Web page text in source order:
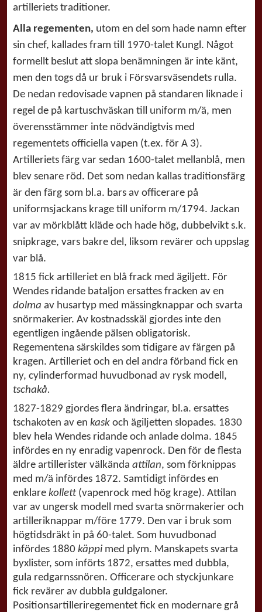
artilleriets traditioner.
Alla regementen, utom en del som hade namn efter
sin chef, kallades fram till 1970-talet Kungl. Något
formellt beslut att slopa benämningen är inte känt,
men den togs då ur bruk i Försvarsväsendets rulla.
De nedan redovisade vapnen på standaren liknade i
regel de på kartuschväskan till uniform m/ä, men
överensstämmer inte nödvändigtvis med
regementets officiella vapen (t.ex. för A 3).
Artilleriets färg var sedan 1600-talet mellanblå, men
blev senare röd. Det som nedan kallas traditionsfärg
är den färg som bl.a. bars av officerare på
uniformsjackans krage till uniform m/1794. Jackan
var av mörkblått kläde och hade hög, dubbelvikt s.k.
snipkrage, vars bakre del, liksom revärer och uppslag
var blå.
1815 fick artilleriet en blå frack med ägiljett. För
Wendes ridande bataljon ersattes fracken av en
dolma av husartyp med mässingknappar och svarta
snörmakerier. Av kostnadsskäl gjordes inte den
egentligen ingående pälsen obligatorisk.
Regementena särskildes som tidigare av färgen på
kragen. Artilleriet och en del andra förband fick en
ny, cylinderformad huvudbonad av rysk modell,
tschakå.
1827-1829 gjordes flera ändringar, bl.a. ersattes
tschakoten av en kask och ägiljetten slopades. 1830
blev hela Wendes ridande och anlade dolma. 1845
infördes en ny enradig vapenrock. Den för de flesta
äldre artillerister välkända attilan, som förknippas
med m/ä infördes 1872. Samtidigt infördes en
enklare kollett(vapenrock med hög krage). Attilan
var av ungersk modell med svarta snörmakerier och
artilleriknappar m/före 1779. Den var i bruk som
högtidsdräkt in på 60-talet. Som huvudbonad
infördes 1880 käppi med plym. Manskapets svarta
byxlister, som införts 1872, ersattes med dubbla,
gula redgarnssnören. Officerare och styckjunkare
fick revärer av dubbla guldgaloner.
Positionsartilleriregementet fick en modernare grå